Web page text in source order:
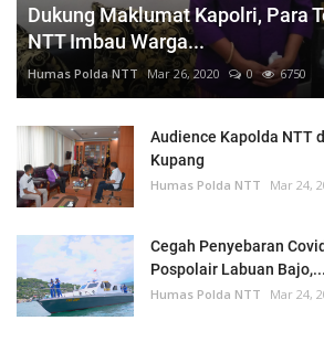
Dukung Maklumat Kapolri, Para
NTT Imbau Warga...
Humas Polda NTT Mar 26, 2020 0 6750
Audience Kapolda NTT
Kupang
Humas Polda NTT Mar 24,
Cegah Penyebaran
Pospolair Labuan Bajo,...
Humas Polda NTT Mar 24,